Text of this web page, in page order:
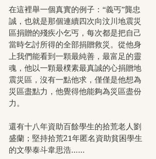
在這裡舉一個真實的例子：“義丐”龔忠
誠，也就是那個連續四次向汶川地震災
區捐贈的殘疾小乞丐，每次都是把自己
當時乞討所得的全部捐贈救災。從他身
上我們能看到一顆最純善，最富足的靈
魂，他以一顆最樸素最真誠的心捐贈地
震災區，沒有一點他求，僅僅是他想為
災區盡點力，他覺得他能夠為災區盡份
力。
還有十八年資助百餘學生的拾荒老人劉
盛蘭；堅持拾荒21年匿名資助貧困學生
的文學泰斗韋思浩……